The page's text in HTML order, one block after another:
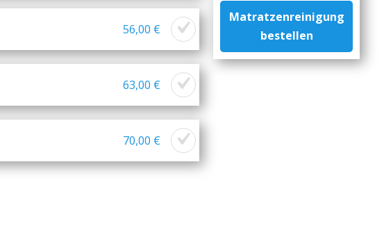
56,00 €
63,00 €
70,00 €
Matratzenreinigung
bestellen